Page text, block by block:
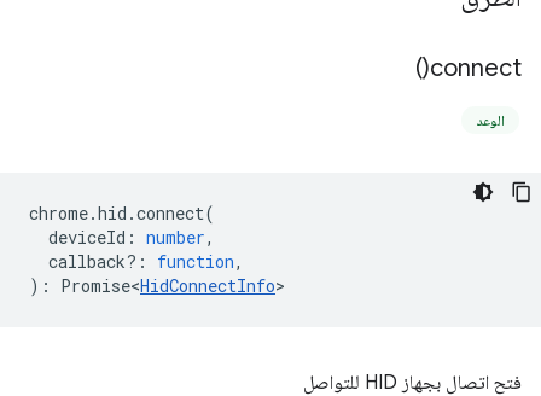
connect(
)
الوعد
chrome.hid .connect(
deviceId : number,
callback? : function,
) : Promise<HidConnectInfo>
فتح اتصال بجهاز HID للتواصل